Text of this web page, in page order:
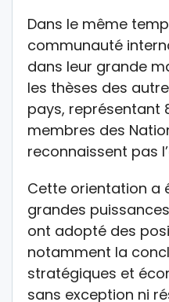
Dans le même
communauté
dans leur grande
les thèses des
pays, représentant
membres des
reconnaissent pas
Cette orientation a
grandes
ont adopté des
notamment la
stratégiques et
sans exception ni